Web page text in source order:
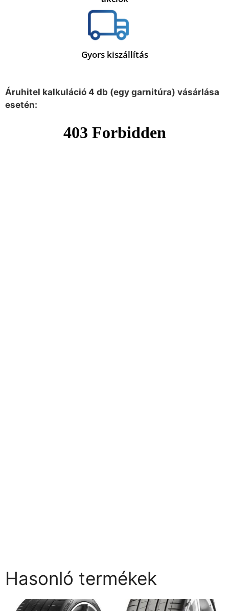
Gyors kiszállítás
Áruhitel kalkuláció 4 db (egy garnitúra) vásárlása
esetén:
Hasonló termékek